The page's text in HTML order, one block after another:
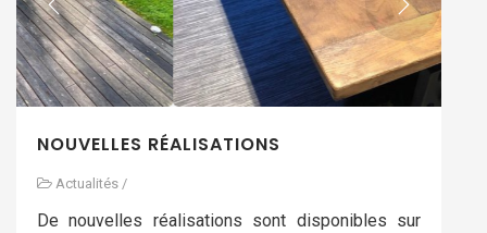
NOUVELLES RÉALISATIONS
Actualités /
De nouvelles réalisations sont disponibles sur